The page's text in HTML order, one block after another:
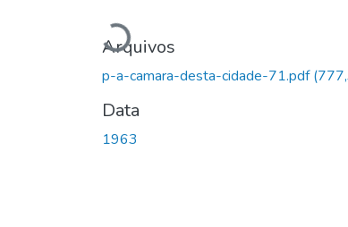
Arquivos
p-a-camara-desta-cidade-71.pdf
Data
1963